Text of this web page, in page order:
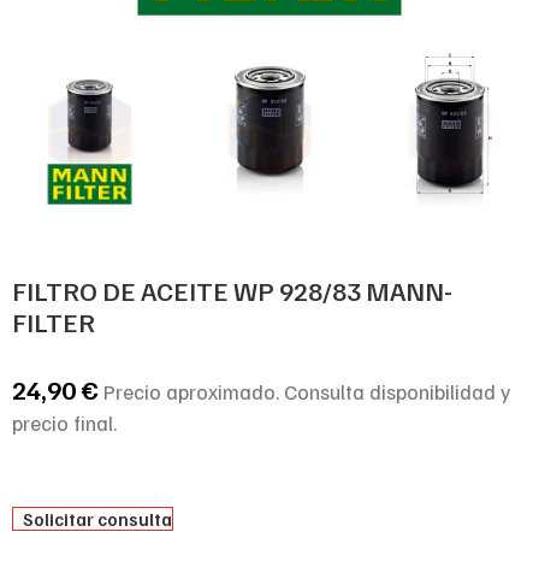
FILTRO DE ACEITE WP 928/83 MANN-
FILTER
24,90€ Precio aproximado. Consulta disponibilidad y
precio final.
Solicitar consulta